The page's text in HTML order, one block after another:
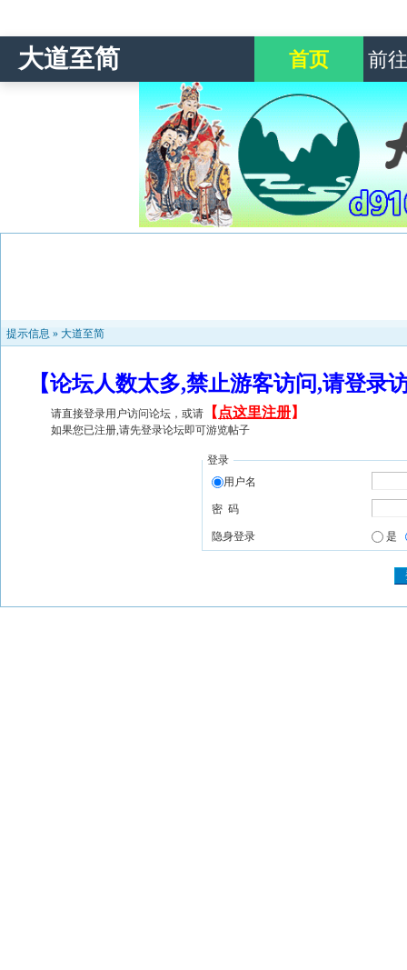
大道至简 首页 前
提示信息 » 大道至简
【论坛人数太多,禁止游客访问,请登
请直接登录用户访问论坛，或请 【 点这里注册】
如果您已注册,请先登录论坛即可游览帖子
登录
用户名
密 码
隐身登录 是